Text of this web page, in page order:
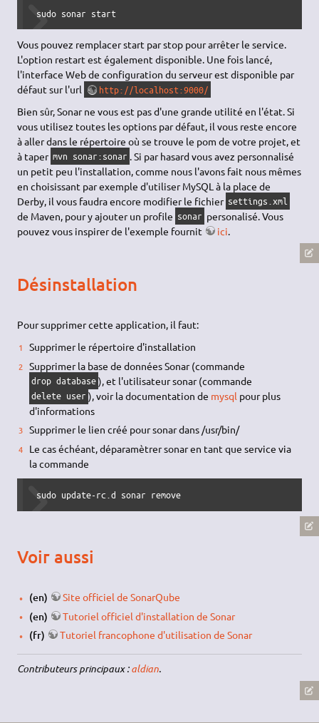
sudo sonar start
Vous pouvez remplacer start par stop pour arrêter le service.
L'option restart est également disponible. Une fois lancé,
l'interface Web de configuration du serveur est disponible par
défaut sur l'url
http://localhost:9000/
Bien sûr, Sonar ne vous est pas d'une grande utilité en l'état. Si
vous utilisez toutes les options par défaut, il vous reste encore
à aller dans le répertoire où se trouve le pom de votre projet, et
à taper mvn sonar:sonar . Si par hasard vous avez personnalisé
un petit peu l'installation, comme nous l'avons fait nous mêmes
en choisissant par exemple d'utiliser MySQL à la place de
Derby, il vous faudra encore modifier le fichier settings.xml
de Maven, pour y ajouter un profile sonar personalisé. Vous
pouvez vous inspirer de l'exemple fournit
ici
Désinstallation
Pour supprimer cette application, il faut:
Supprimer le répertoire d'installation
Supprimer la base de données Sonar (commande
drop database), et l'utilisateur sonar (commande
delete user ), voir la documentation de mysql pour plus
d'informations
Supprimer le lien créé pour sonar dans /usr/bin/
Le cas échéant, déparamètrer sonar en tant que service via
la commande
sudo update-rc.d sonar remove
Voir aussi
(en) Site officiel de SonarQube
(en) Tutoriel officiel d'installation de Sonar
(fr) Tutoriel francophone d'utilisation de Sonar
Contributeurs principaux :aldian.